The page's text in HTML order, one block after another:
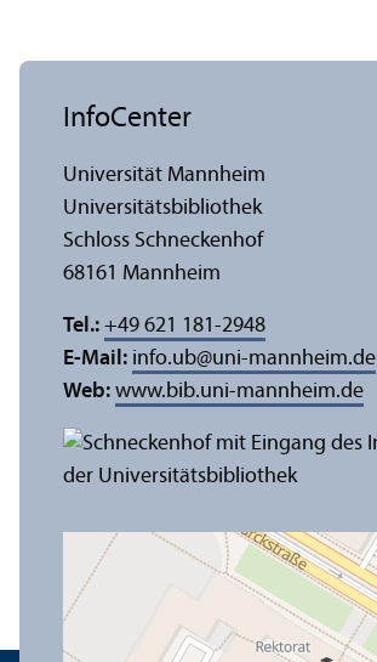
InfoCenter
Universität Mannheim
Universitäts­bibliothek
Schloss Schneckenhof
68161 Mannheim
Tel.: +49 621 181-2948
E-Mail: info.ub@uni-mannheim.de
Web: www.bib.uni-mannheim.de